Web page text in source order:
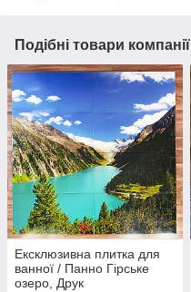
Подібні товари компанії
Ексклюзивна плитка для
ванної / Панно Гірське
озеро, Друк